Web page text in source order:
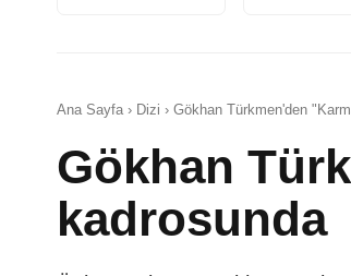
Ana Sayfa › Dizi › Gökhan Türkmen'den
Gökhan
kadrosunda